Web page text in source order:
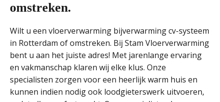
omstreken.
Wilt u een vloerverwarming bijverwarming cv-systeem
in Rotterdam of omstreken. Bij Stam Vloerverwarming
bent u aan het juiste adres! Met jarenlange ervaring
en vakmanschap klaren wij elke klus. Onze
specialisten zorgen voor een heerlijk warm huis en
kunnen indien nodig ook loodgieterswerk uitvoeren,